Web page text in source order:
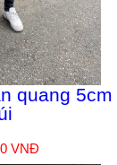
quang 5cm
VNĐ